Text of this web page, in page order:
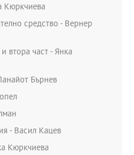
Кюркчиева
средство - Вернер
втора част - Янка
Бърнев
- Васил Кацев
Кюркчиева